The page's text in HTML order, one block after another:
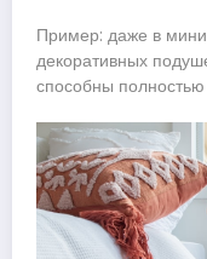
Пример: даже в
декоративных
способны